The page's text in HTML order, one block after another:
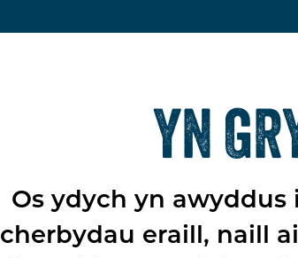
YN
Os ydych yn
cherbydau eraill, naill